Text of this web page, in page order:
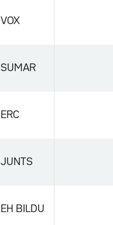
VOX
SUMAR
ERC
JUNTS
EH BILDU